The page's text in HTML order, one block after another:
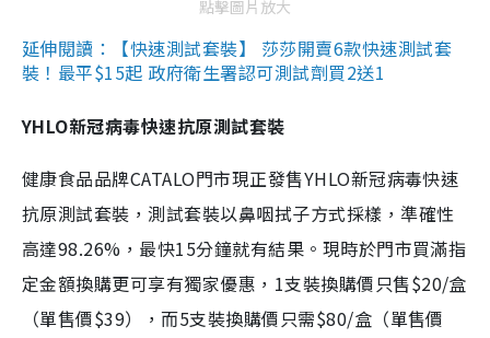
點擊圖片放大
延伸閱讀：【快速測試套裝】 莎莎開賣6款快速測試套
裝！最平$15起 政府衛生署認可測試劑買2送1
YHLO新冠病毒快速抗原測試套裝
健康食品品牌CATALO門市現正發售YHLO新冠病毒快速
抗原測試套裝，測試套裝以鼻咽拭子方式採樣，準確性
高達98.26%，最快15分鐘就有結果。現時於門市買滿指
定金額換購更可享有獨家優惠，1支裝換購價只售$20/盒
（單售價$39），而5支裝換購價只需$80/盒（單售價